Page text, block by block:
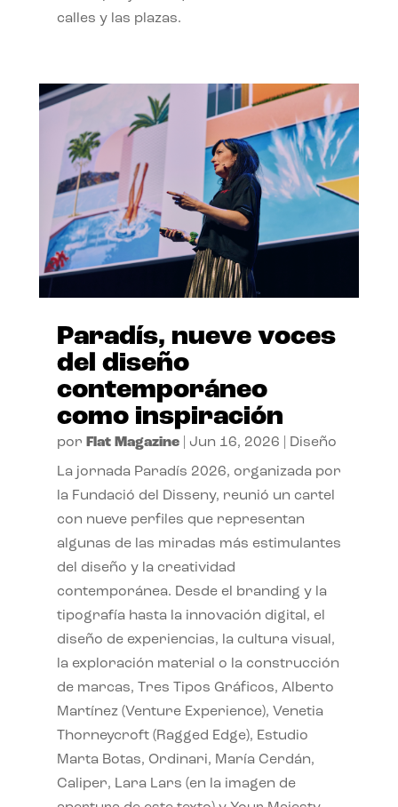
calles y las plazas.
Paradís, nueve voces
del diseño
contemporáneo
como inspiración
por Flat Magazine| Jun 16, 2026 Diseño
La jornada Paradís 2026, organizada por
la Fundació del Disseny, reunió un cartel
con nueve perfiles que representan
algunas de las miradas más estimulantes
del diseño y la creatividad
contemporánea. Desde el branding y la
tipografía hasta la innovación digital, el
diseño de experiencias, la cultura visual,
la exploración material o la construcción
de marcas, Tres Tipos Gráficos, Alberto
Martínez (Venture Experience), Venetia
Thorneycroft (Ragged Edge), Estudio
Marta Botas, Ordinari, María Cerdán,
Caliper, Lara Lars (en la imagen de